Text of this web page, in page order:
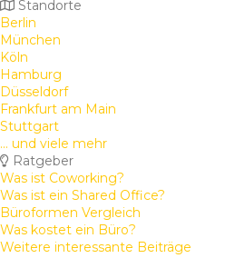
Standorte
Berlin
München
Köln
Hamburg
Düsseldorf
Frankfurt am Main
Stuttgart
... und viele mehr
Ratgeber
Was ist Coworking?
Was ist ein Shared Office?
Büroformen Vergleich
Was kostet ein Büro?
Weitere interessante Beiträge